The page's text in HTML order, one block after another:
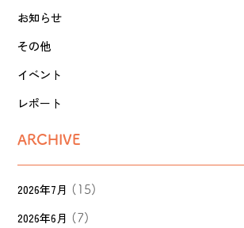
お知らせ
その他
イベント
レポート
ARCHIVE
2026年7月 (15)
2026年6月 (7)